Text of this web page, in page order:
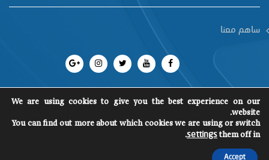
ساهم معنا
جميع الحقوق محفوظة 2018 SCM
©
We are using cookies to give you the best experience on our
website.
You can find out more about which cookies we are using or switch
them off in
settings
.
Accept